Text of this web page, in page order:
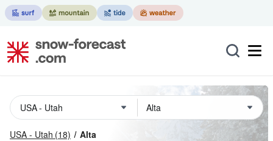
USA - Utah (18) Alta